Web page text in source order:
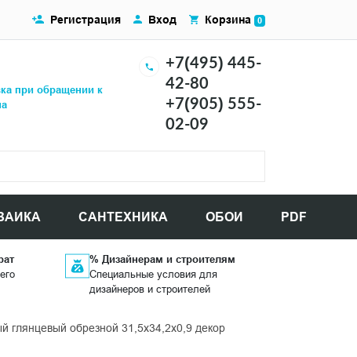
при обращении к
+7(495) 445-
42-80
+7(905) 555-
02-09
САНТЕХНИКА ОБОИ PDF
Регистрация Вход Корзина 0
% Дизайнерам и строителям
Специальные условия для
дизайнеров и строителей
глянцевый обрезной 31,5x34,2x0,9 декор